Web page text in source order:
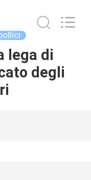
lega di
degli